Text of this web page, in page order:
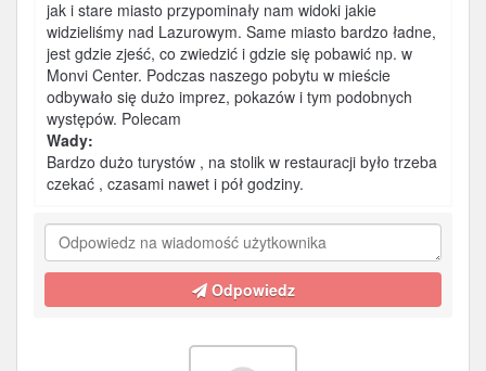
jak i stare miasto przypominały nam widoki jakie
widzieliśmy nad Lazurowym. Same miasto bardzo ładne,
jest gdzie zjeść, co zwiedzić i gdzie się pobawić np. w
Monvi Center. Podczas naszego pobytu w mieście
odbywało się dużo imprez, pokazów i tym podobnych
występów. Polecam
Wady:
Bardzo dużo turystów , na stolik w restauracji było trzeba
czekać , czasami nawet i pół godziny.
Odpowiedz